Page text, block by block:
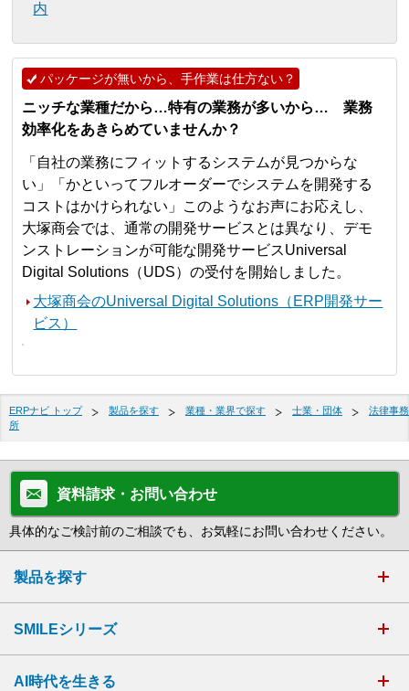
内
パッケージが無いから、手作業は仕方ない？
ニッチな業種だから…特有の業務が多いから… 業務
効率化をあきらめていませんか？
「自社の業務にフィットするシステムが見つからな
い」「かといってフルオーダーでシステムを開発する
コストはかけられない」このようなお声にお応えし、
大塚商会では、通常の開発サービスとは異なり、デモ
ンストレーションが可能な開発サービスUniversal
Digital Solutions（UDS）の受付を開始しました。
大塚商会のUniversal Digital Solutions（ERP開発サー
ビス）
ERPナビ トップ 製品を探す 業種・業界で探す 士業・団体
法律事務
所
資料請求・お問い合わせ
具体的なご検討前のご相談でも、お気軽にお問い合わせください。
製品を探す
SMILEシリーズ
AI時代を生きる